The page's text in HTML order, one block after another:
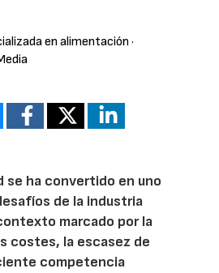
en alimentación ·
se ha convertido en uno
de la industria
marcado por la
costes, la escasez de
competencia